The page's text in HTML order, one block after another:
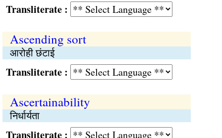
:
Ascending sort
आरोही छंटाई
:
Ascertainability
निर्धार्यता
: